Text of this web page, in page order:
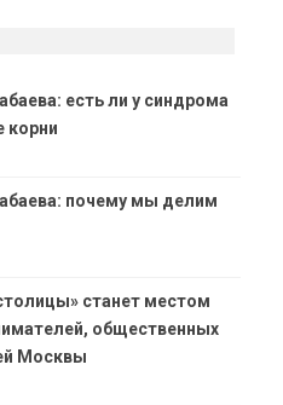
есть ли у синдрома
корни
почему мы делим
станет местом
общественных
Москвы